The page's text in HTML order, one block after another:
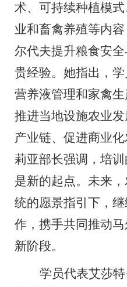
术、可持续种植模式
业和畜禽养殖等内
尔代夫提升粮食安
贵经验。她指出，学
营养液管理和家禽
推进当地设施农业
产业链、促进商业
莉亚部长强调，培
是新的起点。未来
统的愿景指引下，
作 ，携手共同推动
新阶段。
学员代表艾莎特